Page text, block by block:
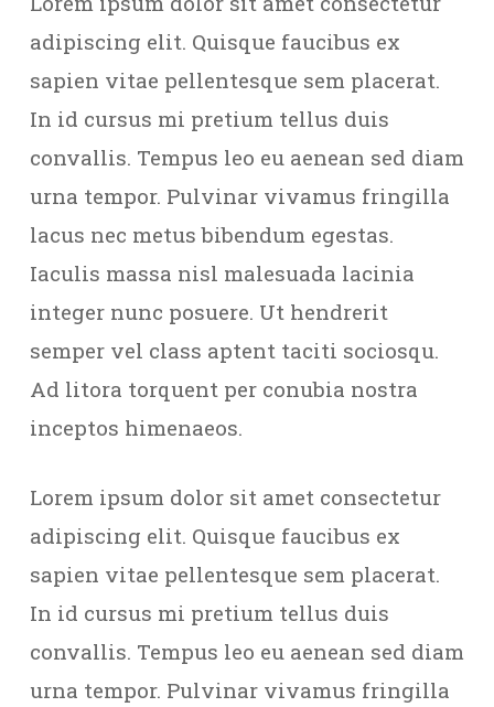
adipiscing elit. Quisque faucibus ex
sapien vitae pellentesque sem placerat.
In id cursus mi pretium tellus duis
convallis. Tempus leo eu aenean sed diam
urna tempor. Pulvinar vivamus fringilla
lacus nec metus bibendum egestas.
Iaculis massa nisl malesuada lacinia
integer nunc posuere. Ut hendrerit
semper vel class aptent taciti sociosqu.
Ad litora torquent per conubia nostra
inceptos himenaeos.
Lorem ipsum dolor sit amet consectetur
adipiscing elit. Quisque faucibus ex
sapien vitae pellentesque sem placerat.
In id cursus mi pretium tellus duis
convallis. Tempus leo eu aenean sed diam
urna tempor. Pulvinar vivamus fringilla